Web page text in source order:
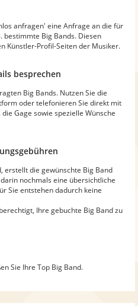
anfragen' eine Anfrage an die für
bestimmte Big Bands. Diesen
Künstler-Profil-Seiten der Musiker.
besprechen
Big Bands. Nutzen Sie die
oder telefonieren Sie direkt mit
Gage sowie spezielle Wünsche
erstellt die gewünschte Big Band
nochmals eine übersichtliche
Sie entstehen dadurch keine
Ihre gebuchte Big Band zu
Sie Ihre Top Big Band.